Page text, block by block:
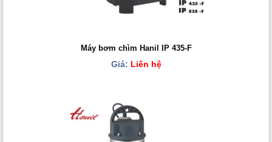
Máy bơm chìm Hanil IP 435-F
Giá: Liên hệ